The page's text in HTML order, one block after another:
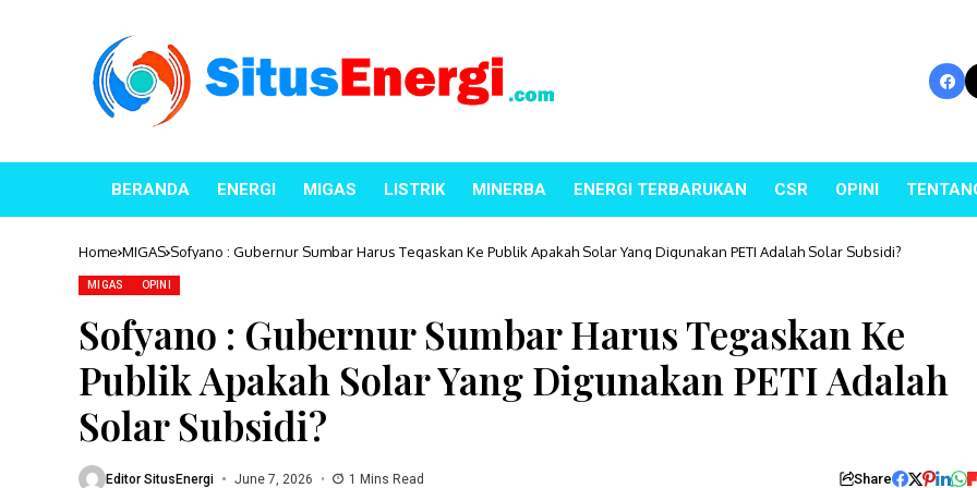
BERANDA ENERGI MIGAS LISTRIK MINERBA ENERGI TERBARUKAN CSR OPINI
Home MIGAS Sofyano : Gubernur Sumbar Harus Tegaskan Ke Publik Apakah Solar Yang Digunakan PETI Adalah Solar Subsidi?
MIGAS OPINI
Sofyano : Gubernur Sumbar Harus Tegaskan Ke
Publik Apakah Solar Yang Digunakan PETI Adalah
Solar Subsidi?
Editor SitusEnergi June 7, 2026 1 Mins Read Share